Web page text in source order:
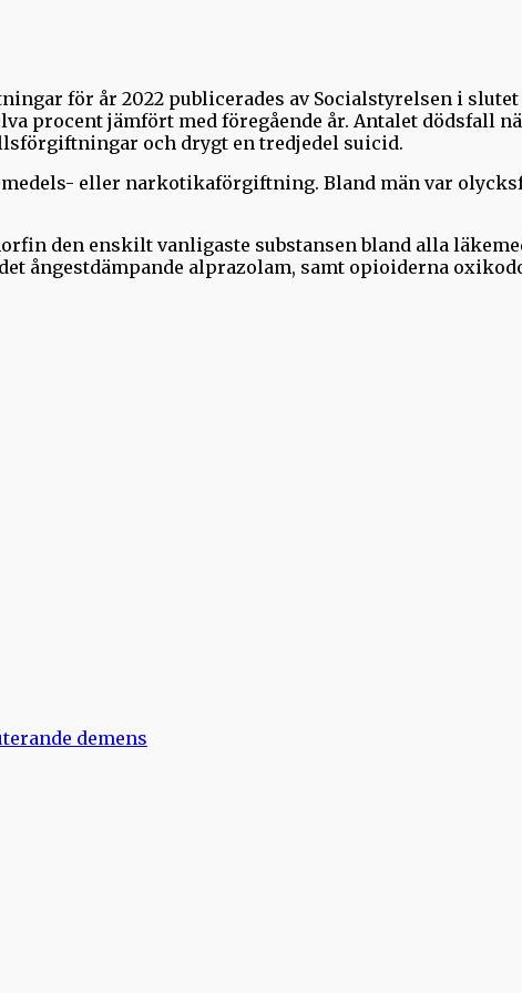
för år 2022 publicerades av Socialstyrelsen i slutet
procent jämfört med föregående år. Antalet dödsfall
och drygt en tredjedel suicid.
eller narkotikaförgiftning. Bland män var
den enskilt vanligaste substansen bland alla
ångestdämpande alprazolam, samt opioiderna
demens